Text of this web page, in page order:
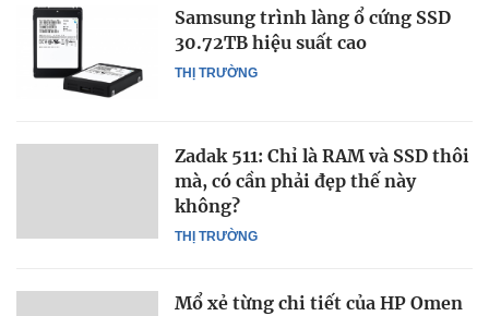
THỊ TRƯỜNG
Samsung trình làng ổ cứng SSD
30.72TB hiệu suất cao
THỊ TRƯỜNG
Zadak 511: Chỉ là RAM và SSD thôi
mà, có cần phải đẹp thế này
không?
Mổ xẻ từng chi tiết của HP Omen